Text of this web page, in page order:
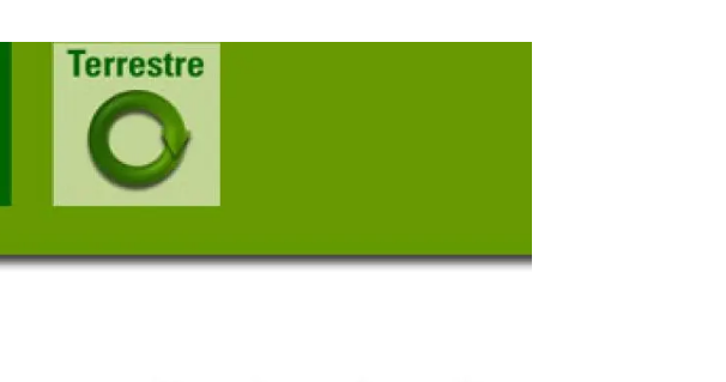
de carrera
i activitats internes